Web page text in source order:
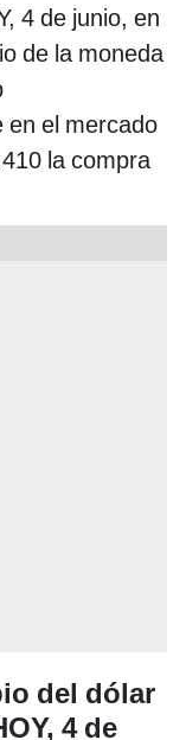
4 de junio, en
de la moneda
en el mercado
la compra
del dólar
4 de